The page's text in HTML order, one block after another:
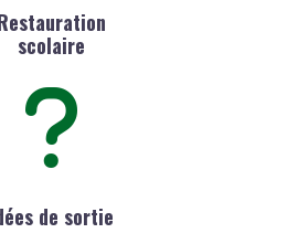
scolaire
de sortie